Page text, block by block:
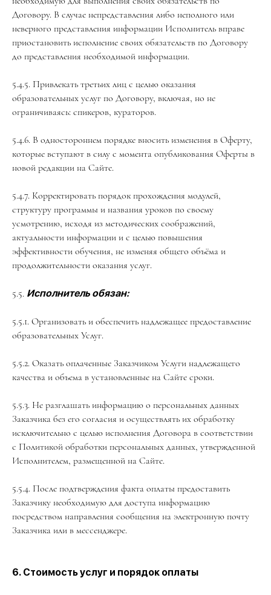
Договору. В случае непредставления либо неполного или
неверного представления информации Исполнитель вправе
приостановить исполнение своих обязательств по Договору
до представления необходимой информации.
5.4.5. Привлекать третьих лиц с целью оказания
образовательных услуг по Договору, включая, но не
ограничиваясь: спикеров, кураторов.
5.4.6. В одностороннем порядке вносить изменения в Оферту,
которые вступают в силу с момента опубликования Оферты в
новой редакции на Сайте.
5.4.7. Корректировать порядок прохождения модулей,
структуру программы и названия уроков по своему
усмотрению, исходя из методических соображений,
актуальности информации и с целью повышения
эффективности обучения, не изменяя общего объёма и
продолжительности оказания услуг.
5.5. Исполнитель обязан:
5.5.1. Организовать и обеспечить надлежащее предоставление
образовательных Услуг.
5.5.2. Оказать оплаченные Заказчиком Услуги надлежащего
качества и объема в установленные на Сайте сроки.
5.5.3. Не разглашать информацию о персональных данных
Заказчика без его согласия и осуществлять их обработку
исключительно с целью исполнения Договора в соответствии
с Политикой обработки персональных данных, утвержденной
Исполнителем, размещенной на Сайте.
5.5.4. После подтверждения факта оплаты предоставить
Заказчику необходимую для доступа информацию
посредством направления сообщения на электронную почту
Заказчика или в мессенджере.
6. Стоимость услуг и порядок оплаты